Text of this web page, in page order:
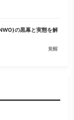
の黒幕と実態を解
覚醒